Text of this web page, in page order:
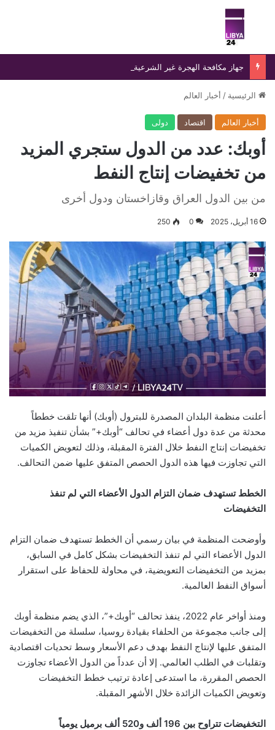
بحث عن
الرئيسية / أخبار العالم
أخبار العالم اقتصاد دولى
أوبك: عدد من الدول ستجري المزيد
من تخفيضات إنتاج النفط
من بين الدول العراق وقازاخستان ودول أخرى
16 أبريل، 2025 0
250
أعلنت منظمة البلدان المصدرة للبترول (أوبك) أنها تلقت خططاً
محدثة من عدة دول أعضاء في تحالف “أوبك+” بشأن تنفيذ مزيد من
تخفيضات إنتاج النفط خلال الفترة المقبلة، وذلك لتعويض الكميات
التي تجاوزت فيها هذه الدول الحصص المتفق عليها ضمن التحالف.
الخطط تستهدف ضمان التزام الدول الأعضاء التي لم تنفذ
التخفيضات
وأوضحت المنظمة في بيان رسمي أن الخطط تستهدف ضمان التزام
الدول الأعضاء التي لم تنفذ التخفيضات بشكل كامل في السابق،
بمزيد من التخفيضات التعويضية، في محاولة للحفاظ على استقرار
أسواق النفط العالمية.
ومنذ أواخر عام 2022، ينفذ تحالف “أوبك+”، الذي يضم منظمة أوبك
إلى جانب مجموعة من الحلفاء بقيادة روسيا، سلسلة من التخفيضات
المتفق عليها لإنتاج النفط بهدف دعم الأسعار وسط تحديات اقتصادية
وتقلبات في الطلب العالمي. إلا أن عدداً من الدول الأعضاء تجاوزت
الحصص المقررة، ما استدعى إعادة ترتيب خطط التخفيضات
وتعويض الكميات الزائدة خلال الأشهر المقبلة.
التخفيضات تتراوح بين 196 ألف و520 ألف برميل يومياً